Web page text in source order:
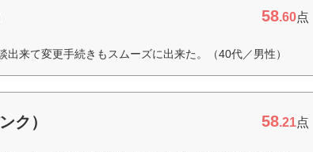
58.60点
出来て変更手続きもスムーズに出来た。（40代／男性）
ク） 58.21点